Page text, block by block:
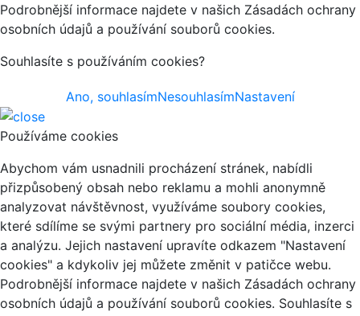
Podrobnější informace najdete v našich Zásadách ochrany
osobních údajů a používání souborů cookies.
Souhlasíte s používáním cookies?
Ano, souhlasímNesouhlasímNastavení
Používáme cookies
Abychom vám usnadnili procházení stránek, nabídli
přizpůsobený obsah nebo reklamu a mohli anonymně
analyzovat návštěvnost, využíváme soubory cookies,
které sdílíme se svými partnery pro sociální média, inzerci
a analýzu. Jejich nastavení upravíte odkazem "Nastavení
cookies" a kdykoliv jej můžete změnit v patičce webu.
Podrobnější informace najdete v našich Zásadách ochrany
osobních údajů a používání souborů cookies. Souhlasíte s